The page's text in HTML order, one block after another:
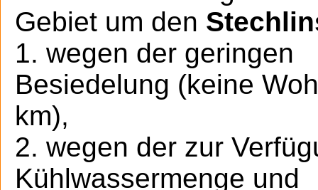
Gebiet um den
1. wegen der geringen
Besiedelung (keine
km),
2. wegen der zur
Kühlwassermenge und